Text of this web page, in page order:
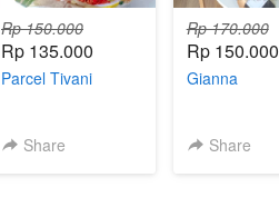
Rp 150.000
Rp 135.000
Parcel Tivani
Share
Rp 170.000
Rp 150.000
Gianna
Share